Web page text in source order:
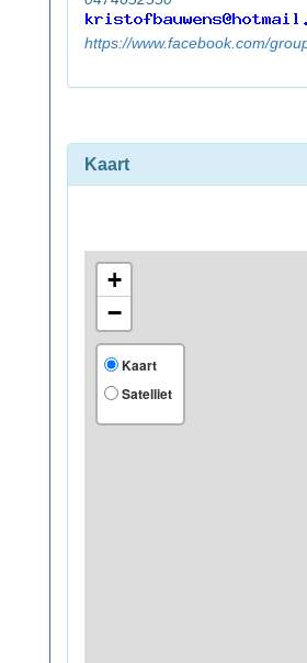
https://www.facebook.com/
Kaart
+
−
Kaart
Satelliet